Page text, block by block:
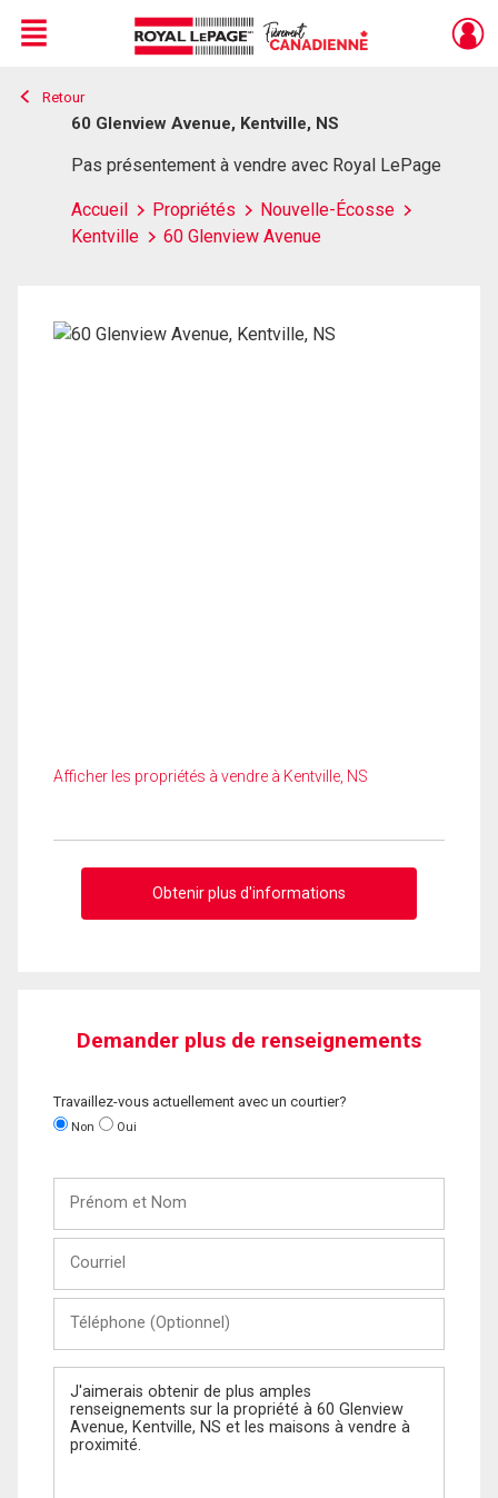
Live
En Direct
Menu
Retour
60 Glenview Avenue, Kentville, NS
Pas présentement à vendre avec Royal LePage
Accueil Propriétés
Nouvelle-Écosse
Kentville
60 Glenview Avenue
Afficher les propriétés à vendre à Kentville, NS
Obtenir plus d'informations
Demander plus de renseignements
Travaillez-vous actuellement avec un courtier?
Non Oui
Nom
(Optionnel)
Message